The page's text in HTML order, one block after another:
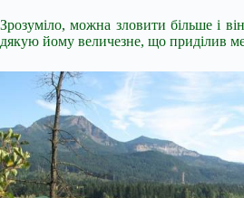
Зрозуміло, можна зловити більше і
дякую йому величезне, що приділив